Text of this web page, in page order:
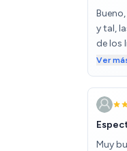
y tal,
de los
es
gatos
Ver
Muy